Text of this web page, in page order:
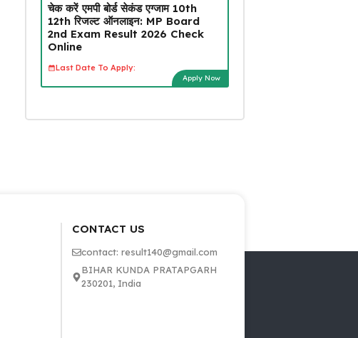
चेक करें एमपी बोर्ड सेकंड एग्जाम 10th
12th रिजल्ट ऑनलाइन: MP Board
2nd Exam Result 2026 Check
Online
Last Date To Apply:
Apply Now
CONTACT US
contact: result140@gmail.com
BIHAR KUNDA PRATAPGARH
230201, India